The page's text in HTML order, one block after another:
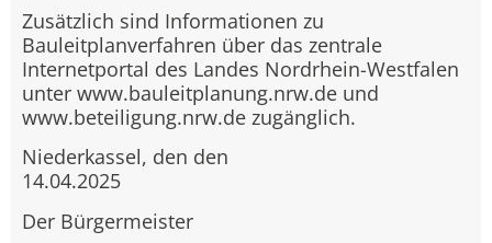
Zusätzlich sind Informationen zu
Bauleitplanverfahren über das zentrale
Internetportal des Landes Nordrhein-Westfalen
unter www.bauleitplanung.nrw.de und
www.beteiligung.nrw.de zugänglich.
Niederkassel, den den
14.04.2025
Der Bürgermeister